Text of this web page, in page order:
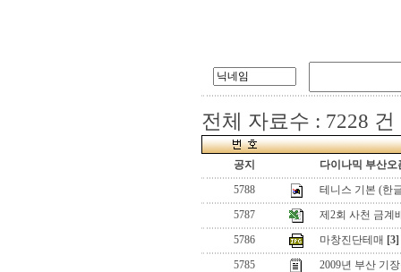
전체 자료수 : 7228 건
공지
다이나믹 부산오
5788
테니스 기본 (한
5787
제2회 사천 금계
5786
마창진단테매 [3]
5785
2009년 부산 기